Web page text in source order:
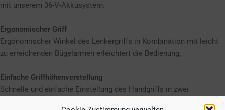
mit unserem 36-V-Akkusystem.
Ergonomischer Griff
Ergonomischer Winkel des Lenkergriffs in Kombination mit leicht
zu erreichenden Bügelarmen erleichtert die Bedienung.
Einfache Griffhöhenverstellung
Schnelle und einfache Einstellung des Handgriffs in zwei